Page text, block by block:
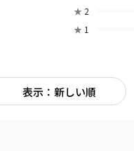
★ 2
★ 1
表示：新しい順